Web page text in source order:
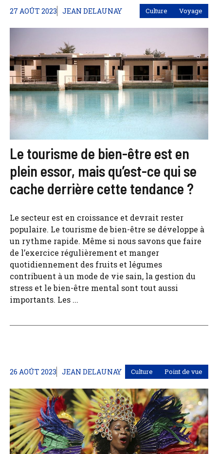
27 AOÛT 2023 JEAN DELAUNAY Culture Voyage
Le tourisme de bien-être est en
plein essor, mais qu’est-ce qui se
cache derrière cette tendance ?
Le secteur est en croissance et devrait rester
populaire. Le tourisme de bien-être se développe à
un rythme rapide. Même si nous savons que faire
de l’exercice régulièrement et manger
quotidiennement des fruits et légumes
contribuent à un mode de vie sain, la gestion du
stress et le bien-être mental sont tout aussi
importants. Les ...
26 AOÛT 2023 JEAN DELAUNAY Culture Point de vue